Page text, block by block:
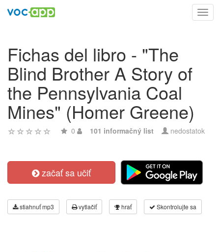
Fichas del libro - "The
Blind Brother A Story of
the Pennsylvania Coal
Mines" (Homer Greene)
0 101 informačný list nedostatok
začať sa učiť
stiahnuť mp3 vytlačiť hrať Skontrolujte sa